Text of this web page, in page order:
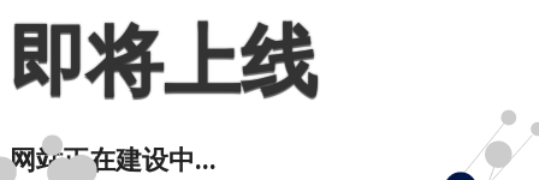
即将上线
网站正在建设中...